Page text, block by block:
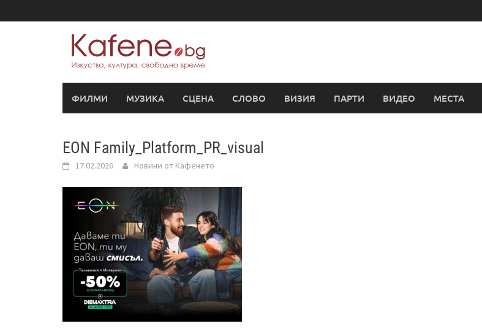
to
ФИЛМИ МУЗИКА СЦЕНА СЛОВО ВИЗИЯ ПАРТИ ВИДЕО МЕСТА
EON Family_Platform_PR_visual
17.02.2026 Новини от Кафенето